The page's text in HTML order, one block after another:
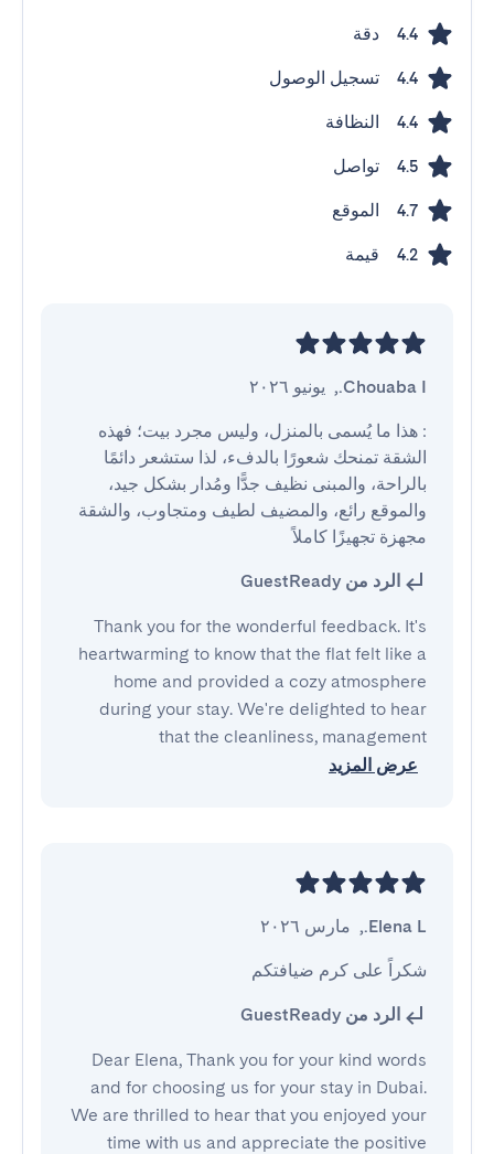
4.4 دقة
4.4 تسجيل الوصول
4.4 النظافة
4.5 تواصل
4.7 الموقع
4.2 قيمة
Chouaba I.
, يونيو ٢٠٢٦
مجهزة تجهيزًا كاملاً
الرد من GuestReady
Thank you for the wonderful feedback. It's
heartwarming to know that the flat felt like a
home and provided a cozy atmosphere
during your stay. We're delighted to hear
that the cleanliness, management
عرض المزيد
Elena L.
, مارس ٢٠٢٦
شكراً على كرم ضيافتكم
الرد من GuestReady
Dear Elena, Thank you for your kind words
and for choosing us for your stay in Dubai.
We are thrilled to hear that you enjoyed your
time with us and appreciate the positive